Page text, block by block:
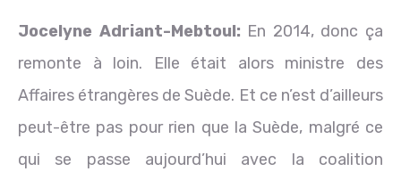
Jocelyne Adriant-Mebtoul: En 2014, donc ça
remonte à loin. Elle était alors ministre des
Affaires étrangères de Suède. Et ce n’est d’ailleurs
peut-être pas pour rien que la Suède, malgré ce
qui se passe aujourd’hui avec la coalition